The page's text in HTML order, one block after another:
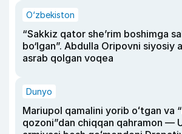
O‘zbekiston
“Sakkiz qator she’rim boshimga
bo‘lgan”. Abdulla Oripovni siyosiy
asrab qolgan voqea
Dunyo
Mariupol qamalini yorib oʻtgan va
qozoni”dan chiqqan qahramon —